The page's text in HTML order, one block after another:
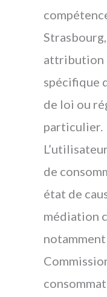
attribution
spécifique
de loi ou
particulier.
de
état de
médiation